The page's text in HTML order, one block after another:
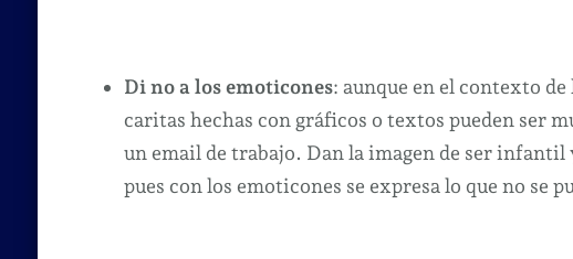
Di no a los emoticones: aunque en el contexto de
caritas hechas con gráficos o textos pueden ser
un email de trabajo. Dan la imagen de ser infantil
pues con los emoticones se expresa lo que no se